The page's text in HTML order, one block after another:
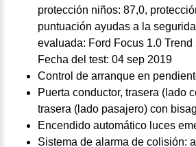
protección niños: 87,0,
puntuación ayudas a la
evaluada: Ford Focus 1.0
Fecha del test: 04 sep 2019
Control de arranque en
Puerta conductor, trasera (lado
trasera (lado pasajero) con
Encendido automático luces
Sistema de alarma de colisión: